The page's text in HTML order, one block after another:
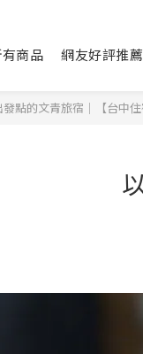
商品 網友好評推
點的文青旅宿｜【台中